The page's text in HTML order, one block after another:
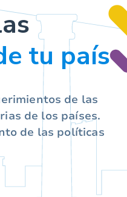
tu país
de las
de los países.
de las políticas